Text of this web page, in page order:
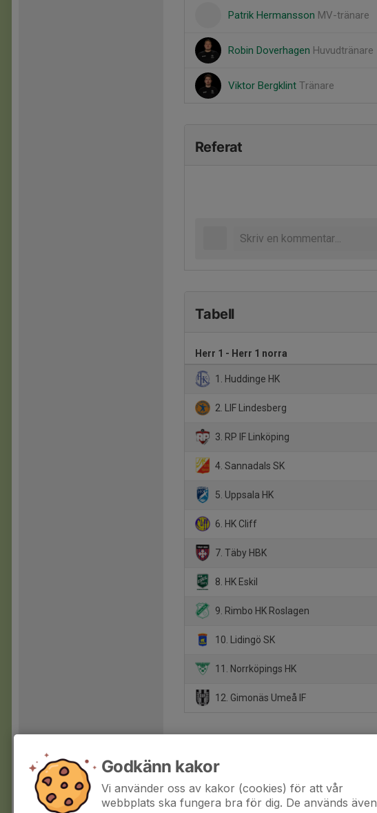
Patrik Hermansson MV-tränare
Robin Doverhagen Huvudtränare
Viktor Bergklint Tränare
Referat
Tabell
Herr 1 - Herr 1 norra
1. Huddinge HK
2. LIF Lindesberg
3. RP IF Linköping
4. Sannadals SK
5. Uppsala HK
6. HK Cliff
7. Täby HBK
8. HK Eskil
9. Rimbo HK Roslagen
10. Lidingö SK
11. Norrköpings HK
12. Gimonäs Umeå IF
Godkänn kakor
Vi använder oss av kakor (cookies) för att vår
webbplats ska fungera bra för dig. De används även